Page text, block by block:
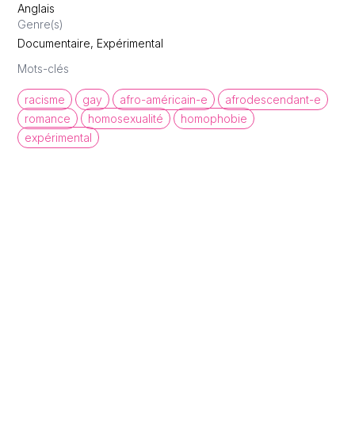
Anglais
Genre(s)
Documentaire, Expérimental
Mots-clés
racisme gay afro-américain-e
afrodescendant-e
romance
homosexualité
homophobie
expérimental